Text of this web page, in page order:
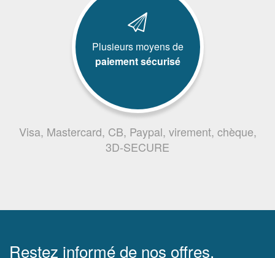
Plusieurs moyens de
paiement sécurisé
Visa, Mastercard, CB, Paypal, virement, chèque,
3D-SECURE
Restez informé de nos offres,